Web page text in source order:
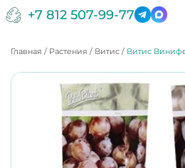
+7 812 507-99-77
Главная / Растения / Витис / Витис